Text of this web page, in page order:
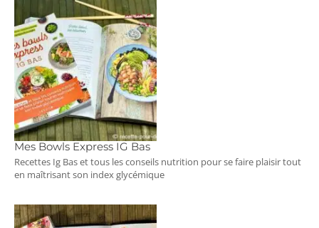
Mes Bowls Express IG Bas
Recettes Ig Bas et tous les conseils nutrition pour se faire plaisir tout
en maîtrisant son index glycémique